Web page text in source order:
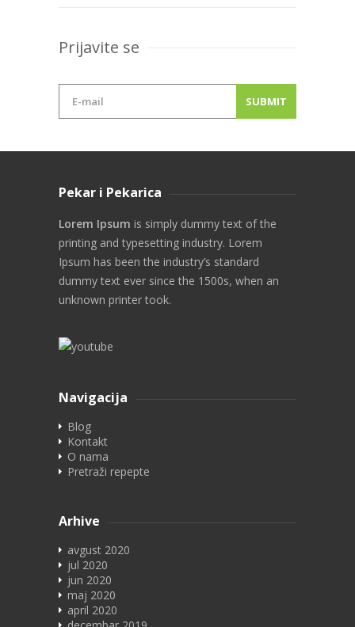
Prijavite se
Pekar i Pekarica
Lorem Ipsum is simply dummy text of the
printing and typesetting industry. Lorem
Ipsum has been the industry’s standard
dummy text ever since the 1500s, when an
unknown printer took.
Navigacija
Blog
Kontakt
O nama
Pretraži repepte
Arhive
avgust 2020
jul 2020
jun 2020
maj 2020
april 2020